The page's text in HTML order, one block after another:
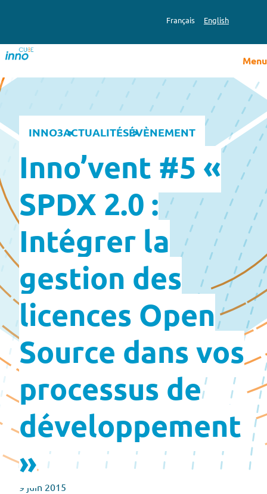
Français English
Menu
INNO3ACTUALITÉSÉVÈNEMENT
Inno’vent #5 «
SPDX 2.0 :
Intégrer la
gestion des
licences Open
Source dans vos
processus de
développement
»
9 juin 2015